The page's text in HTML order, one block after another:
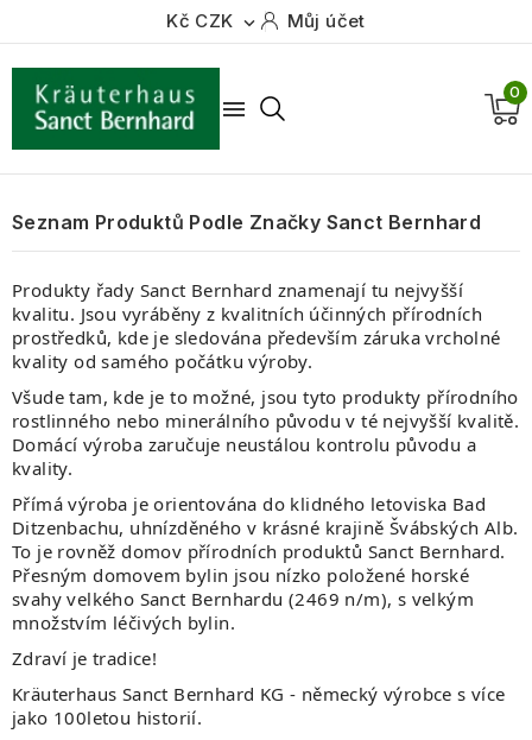
Kč CZK  Můj účet

0
Seznam Produktů Podle Značky Sanct Bernhard
Produkty řady Sanct Bernhard znamenají tu nejvyšší
kvalitu. Jsou vyráběny z kvalitních účinných přírodních
prostředků, kde je sledována především záruka vrcholné
kvality od samého počátku výroby.
Všude tam, kde je to možné, jsou tyto produkty přírodního
rostlinného nebo minerálního původu v té nejvyšší kvalitě.
Domácí výroba zaručuje neustálou kontrolu původu a
kvality.
Přímá výroba je orientována do klidného letoviska Bad
Ditzenbachu, uhnízděného v krásné krajině Švábských Alb.
To je rovněž domov přírodních produktů Sanct Bernhard.
Přesným domovem bylin jsou nízko položené horské
svahy velkého Sanct Bernhardu (2469 n/m), s velkým
množstvím léčivých bylin.
Zdraví je tradice!
Kräuterhaus Sanct Bernhard KG - německý výrobce s více
jako 100letou historií.